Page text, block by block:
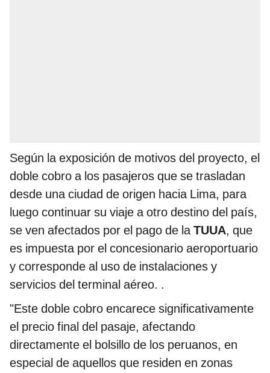
Según la exposición de motivos del proyecto, el
doble cobro a los pasajeros que se trasladan
desde una ciudad de origen hacia Lima, para
luego continuar su viaje a otro destino del país,
se ven afectados por el pago de laTUUA, que
es impuesta por el concesionario aeroportuario
y corresponde al uso de instalaciones y
servicios del terminal aéreo. .
"Este doble cobro encarece significativamente
el precio final del pasaje, afectando
directamente el bolsillo de los peruanos, en
especial de aquellos que residen en zonas